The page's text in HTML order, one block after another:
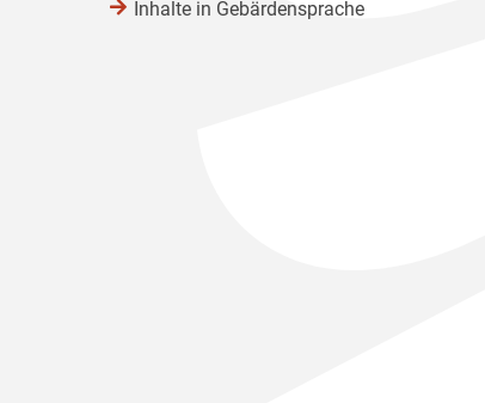
Inhalte in Gebärdensprache